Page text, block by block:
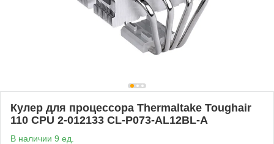
Кулер для процессора Thermaltake Toughair
110 CPU 2-012133 CL-P073-AL12BL-A
В наличии 9 ед.